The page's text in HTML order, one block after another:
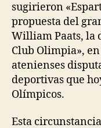
sugirieron
propuesta del
William Paats, la
Club Olimpia»,
atenienses
deportivas que
Olímpicos.
Esta